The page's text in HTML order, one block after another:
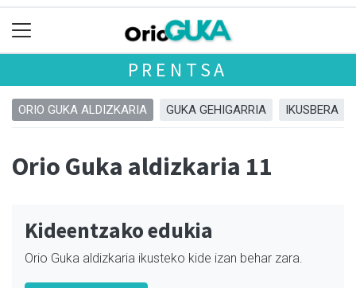
PRENTSA
ORIO GUKA ALDIZKARIA GUKA GEHIGARRIA IKUSBERA
Orio Guka aldizkaria 11
Kideentzako edukia
Orio Guka aldizkaria ikusteko kide izan behar zara.